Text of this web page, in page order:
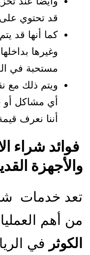
قد تحتوي
كما أنها قد
وغيرها
مستحبة في
ويتم ذلك مع
أي مشاكل أو
أننا نعرف
فوائد شراء
والأجهزة
تعد خدمات
من أهم
الكوثر في